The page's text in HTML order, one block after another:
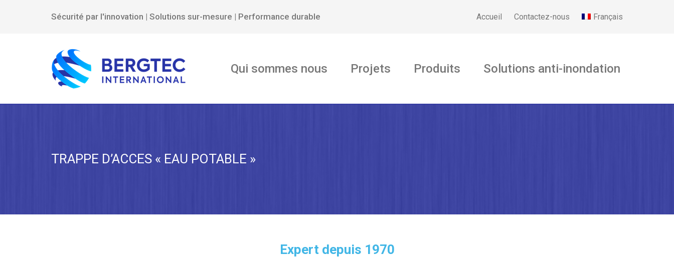
Sécurité par l'innovation | Solutions sur-mesure | Performance durable Accueil Contactez-nous Français
Qui sommes nous Projets Produits Solutions anti-inondation
TRAPPE D’ACCES « EAU POTABLE »
Expert depuis 1970